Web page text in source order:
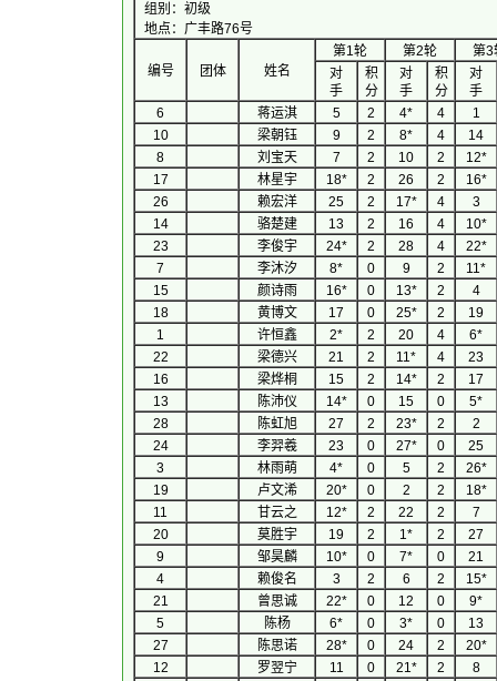
组别：初级
地点：广丰路76号
编号 团体 姓名
第1轮 第2轮
第3
对
手
积
分
对
手
积
分
对
手
6
蒋运淇 5 2 4* 4
1
10
梁朝钰 9 2 8* 4
14
8
刘宝天 7 2 10 2
12*
17
林星宇 18* 2 26 2
16*
26
赖宏洋 25 2 17* 4
3
14
骆楚建 13 2 16 4
10*
23
李俊宇 24* 2 28 4
22*
7
李沐汐 8* 0 9 2
11*
15
颜诗雨 16* 0 13* 2
4
18
黄博文 17 0 25* 2
19
1
许恒鑫 2* 2 20 4
6*
22
梁德兴 21 2 11* 4
23
16
梁烨桐 15 2 14* 2
17
13
陈沛仪 14* 0 15 0
5*
28
陈虹旭 27 2 23* 2
2
24
李羿羲 23 0 27* 0
25
3
林雨萌 4* 0 5 2
26*
19
卢文浠 20* 0 2 2
18*
11
甘云之 12* 2 22 2
7
20
莫胜宇 19 2 1* 2
27
9
邹昊麟 10* 0 7* 0
21
4
赖俊名 3 2 6 2
15*
21
曾思诚 22* 0 12 0
9*
5
陈杨 6* 0 3* 0
13
27
陈思诺 28* 0 24 2
20*
12
罗翌宁 11 0 21* 2
8